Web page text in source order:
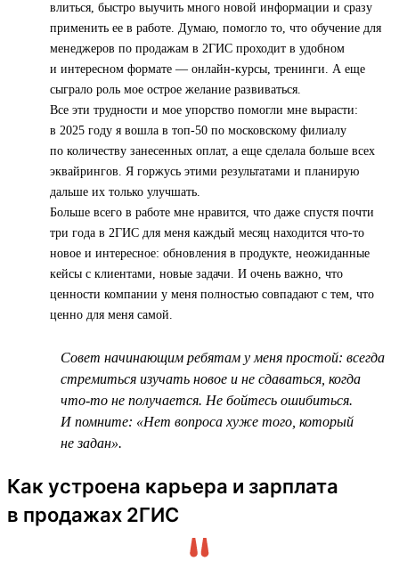
влиться, быстро выучить много новой информации и сразу
применить ее в работе. Думаю, помогло то, что обучение для
менеджеров по продажам в 2ГИС проходит в удобном
и интересном формате — онлайн-курсы, тренинги. А еще
сыграло роль мое острое желание развиваться.
Все эти трудности и мое упорство помогли мне вырасти:
в 2025 году я вошла в топ‑50 по московскому филиалу
по количеству занесенных оплат, а еще сделала больше всех
эквайрингов. Я горжусь этими результатами и планирую
дальше их только улучшать.
Больше всего в работе мне нравится, что даже спустя почти
три года в 2ГИС для меня каждый месяц находится что-то
новое и интересное: обновления в продукте, неожиданные
кейсы с клиентами, новые задачи. И очень важно, что
ценности компании у меня полностью совпадают с тем, что
ценно для меня самой.
Совет начинающим ребятам у меня простой: всегда
стремиться изучать новое и не сдаваться, когда
что-то не получается. Не бойтесь ошибиться.
И помните: «Нет вопроса хуже того, который
не задан».
Как устроена карьера и зарплата
в продажах 2ГИС